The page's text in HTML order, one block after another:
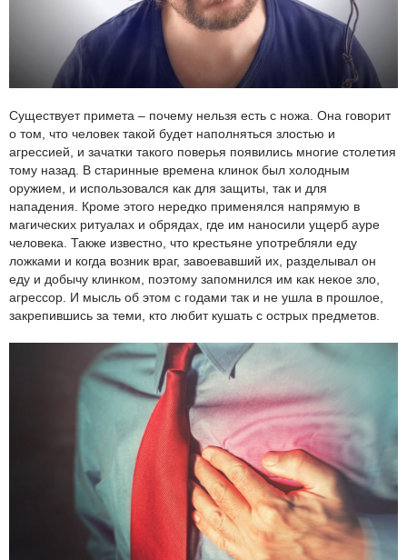
Существует примета – почему нельзя есть с ножа. Она говорит
о том, что человек такой будет наполняться злостью и
агрессией, и зачатки такого поверья появились многие столетия
тому назад. В старинные времена клинок был холодным
оружием, и использовался как для защиты, так и для
нападения. Кроме этого нередко применялся напрямую в
магических ритуалах и обрядах, где им наносили ущерб ауре
человека. Также известно, что крестьяне употребляли еду
ложками и когда возник враг, завоевавший их, разделывал он
еду и добычу клинком, поэтому запомнился им как некое зло,
агрессор. И мысль об этом с годами так и не ушла в прошлое,
закрепившись за теми, кто любит кушать с острых предметов.